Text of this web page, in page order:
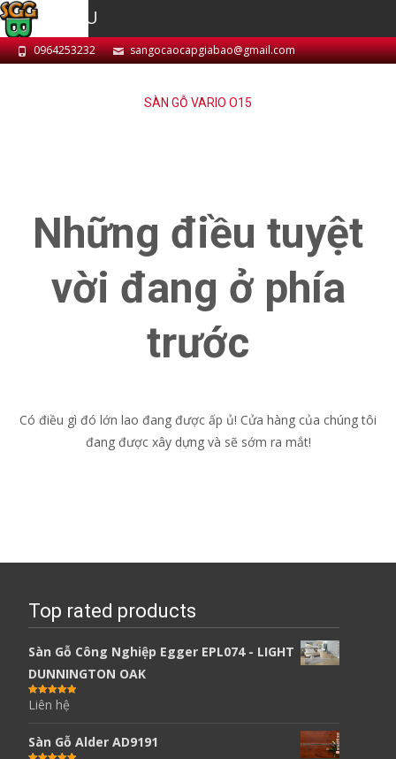
0964253232 sangocaocapgiabao@gmail.com
SÀN GỖ VARIO O15
Những điều tuyệt
vời đang ở phía
trước
Có điều gì đó lớn lao đang được ấp ủ! Cửa hàng của chúng tôi
đang được xây dựng và sẽ sớm ra mắt!
Top rated products
Sàn Gỗ Công Nghiệp Egger EPL074 - LIGHT
DUNNINGTON OAK
Được xếp
hạng 5.00 5
Liên hệ
Sàn Gỗ Alder AD9191
MENU